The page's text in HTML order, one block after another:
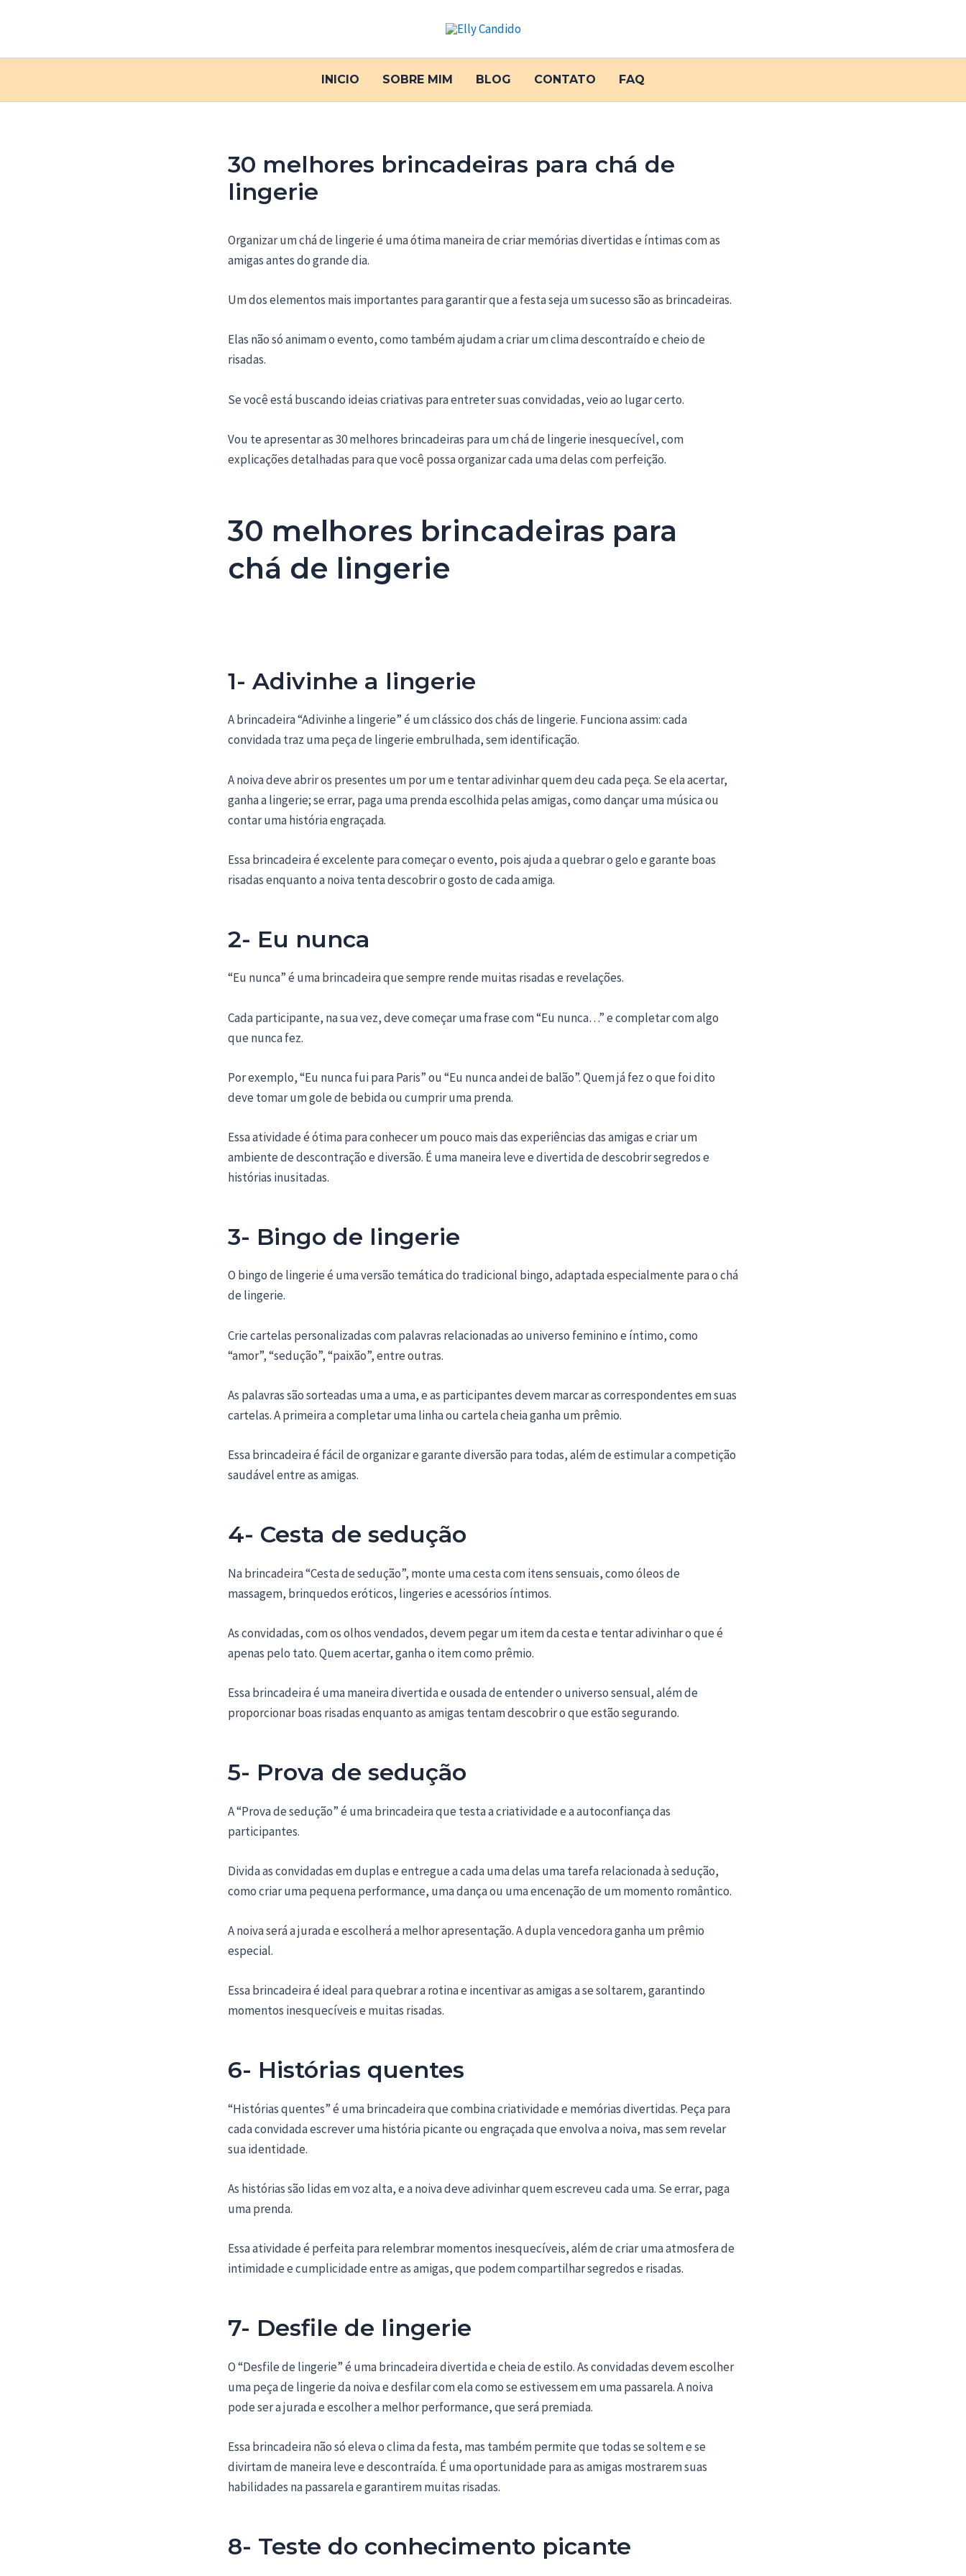
INICIO SOBRE MIM BLOG CONTATO FAQ
30 melhores brincadeiras para chá de
lingerie
Organizar um chá de lingerie é uma ótima maneira de criar memórias divertidas e íntimas com as
amigas antes do grande dia.
Um dos elementos mais importantes para garantir que a festa seja um sucesso são as brincadeiras.
Elas não só animam o evento, como também ajudam a criar um clima descontraído e cheio de
risadas.
Se você está buscando ideias criativas para entreter suas convidadas, veio ao lugar certo.
Vou te apresentar as 30 melhores brincadeiras para um chá de lingerie inesquecível, com
explicações detalhadas para que você possa organizar cada uma delas com perfeição.
30 melhores brincadeiras para
chá de lingerie
1- Adivinhe a lingerie
A brincadeira “Adivinhe a lingerie” é um clássico dos chás de lingerie. Funciona assim: cada
convidada traz uma peça de lingerie embrulhada, sem identificação.
A noiva deve abrir os presentes um por um e tentar adivinhar quem deu cada peça. Se ela acertar,
ganha a lingerie; se errar, paga uma prenda escolhida pelas amigas, como dançar uma música ou
contar uma história engraçada.
Essa brincadeira é excelente para começar o evento, pois ajuda a quebrar o gelo e garante boas
risadas enquanto a noiva tenta descobrir o gosto de cada amiga.
2- Eu nunca
“Eu nunca” é uma brincadeira que sempre rende muitas risadas e revelações.
Cada participante, na sua vez, deve começar uma frase com “Eu nunca…” e completar com algo
que nunca fez.
Por exemplo, “Eu nunca fui para Paris” ou “Eu nunca andei de balão”. Quem já fez o que foi dito
deve tomar um gole de bebida ou cumprir uma prenda.
Essa atividade é ótima para conhecer um pouco mais das experiências das amigas e criar um
ambiente de descontração e diversão. É uma maneira leve e divertida de descobrir segredos e
histórias inusitadas.
3- Bingo de lingerie
O bingo de lingerie é uma versão temática do tradicional bingo, adaptada especialmente para o chá
de lingerie.
Crie cartelas personalizadas com palavras relacionadas ao universo feminino e íntimo, como
“amor”, “sedução”, “paixão”, entre outras.
As palavras são sorteadas uma a uma, e as participantes devem marcar as correspondentes em suas
cartelas. A primeira a completar uma linha ou cartela cheia ganha um prêmio.
Essa brincadeira é fácil de organizar e garante diversão para todas, além de estimular a competição
saudável entre as amigas.
4- Cesta de sedução
Na brincadeira “Cesta de sedução”, monte uma cesta com itens sensuais, como óleos de
massagem, brinquedos eróticos, lingeries e acessórios íntimos.
As convidadas, com os olhos vendados, devem pegar um item da cesta e tentar adivinhar o que é
apenas pelo tato. Quem acertar, ganha o item como prêmio.
Essa brincadeira é uma maneira divertida e ousada de entender o universo sensual, além de
proporcionar boas risadas enquanto as amigas tentam descobrir o que estão segurando.
5- Prova de sedução
A “Prova de sedução” é uma brincadeira que testa a criatividade e a autoconfiança das
participantes.
Divida as convidadas em duplas e entregue a cada uma delas uma tarefa relacionada à sedução,
como criar uma pequena performance, uma dança ou uma encenação de um momento romântico.
A noiva será a jurada e escolherá a melhor apresentação. A dupla vencedora ganha um prêmio
especial.
Essa brincadeira é ideal para quebrar a rotina e incentivar as amigas a se soltarem, garantindo
momentos inesquecíveis e muitas risadas.
6- Histórias quentes
“Histórias quentes” é uma brincadeira que combina criatividade e memórias divertidas. Peça para
cada convidada escrever uma história picante ou engraçada que envolva a noiva, mas sem revelar
sua identidade.
As histórias são lidas em voz alta, e a noiva deve adivinhar quem escreveu cada uma. Se errar, paga
uma prenda.
Essa atividade é perfeita para relembrar momentos inesquecíveis, além de criar uma atmosfera de
intimidade e cumplicidade entre as amigas, que podem compartilhar segredos e risadas.
7- Desfile de lingerie
O “Desfile de lingerie” é uma brincadeira divertida e cheia de estilo. As convidadas devem escolher
uma peça de lingerie da noiva e desfilar com ela como se estivessem em uma passarela. A noiva
pode ser a jurada e escolher a melhor performance, que será premiada.
Essa brincadeira não só eleva o clima da festa, mas também permite que todas se soltem e se
divirtam de maneira leve e descontraída. É uma oportunidade para as amigas mostrarem suas
habilidades na passarela e garantirem muitas risadas.
8- Teste do conhecimento picante